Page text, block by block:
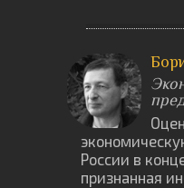
России в
признанная